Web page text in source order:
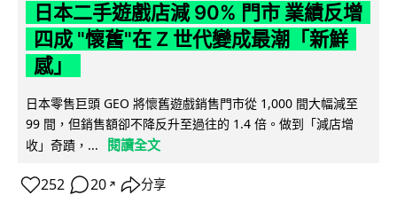
日本二手遊戲店減 90% 門市 業績反增
四成 "懷舊"在 Z 世代變成最潮「新鮮
感」
日本零售巨頭 GEO 將懷舊遊戲銷售門市從 1,000 間大幅減至
99 間，但銷售額卻不降反升至過往的 1.4 倍。做到「減店增
收」奇蹟，...
閱讀全文
252 20 ↗ 分享